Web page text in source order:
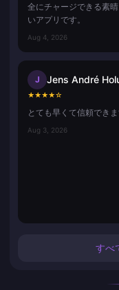
全にチャージできる素晴
いアプリです。
Aug 4, 2026
J Jens André
★★★★☆
とても早くて信頼できま
Aug 3, 2026
すべ